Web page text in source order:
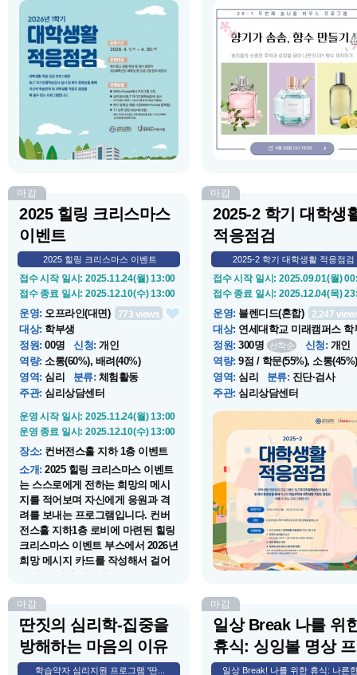
운영 시작 일시
: 2026.04.01(수) 00:00
운영 종료 일시
장소: 심리상담센터 OR 온라인 화상
상...
소개:SLT 자기조절학습검사를 통해
자신의 학습전략 및 대학생활 적응
도 점검을 해 볼 수 있는 프로그램입
운영 종료 일시: 2026.04.29(수)
장소:컨버전스홀 318
소개:즐겁고 소중했던 기억들!
떠올리고 싶지 않나요? 향기가
향수 만들기에서 추억을 향기로
아내고, 특별한 나만의 향수를
어봐요!
마감
2025 힐링 크리스마스
이벤트
2025 힐링 크리스마스 이벤트
접수 시작 일시 : 2025.11.24(월) 13:00
접수 종료 일시 : 2025.12.10(수) 13:00
운영: 오프라인(대면) 773 views
대상: 학부생
정원: 00명 신청: 개인
역량: 소통(60%), 배려(40%)
영역 : 심리 분류: 체험활동
주관: 심리상담센터
운영 시작 일시 : 2025.11.24(월) 13:00
운영 종료 일시 : 2025.12.10(수) 13:00
장소: 컨버전스홀 지하 1층 이벤트
부스
소개: 2025 힐링 크리스마스 이벤트
는 스스로에게 전하는 희망의 메시
지를 적어보며 자신에게 응원과 격
려를 보내는 프로그램입니다. 컨버
전스홀 지하1층 로비에 마련된 힐링
크리스마스 이벤트 부스에서 2026년
희망 메시지 카드를 작성해서 걸어
마감
2025-2 학기 대학생
적응점검
2025-2 학기 대학생활 적응점검
접수 시작 일시 : 2025.09.01(월)
접수 종료 일시 : 2025.12.04(목)
운영: 블렌디드(혼합) 2,247
대상: 연세대학교 미래캠퍼스 학
정원: 300명 선착순 신청: 개인
역량: 9점 / 학문(55%), 소통(45%)
영역 : 심리 분류: 진단·검사
주관: 심리상담센터
운영 시작 일시
: 2025.09.01(월)
운영 종료 일시: 2025.12.05(금)
상담코칭센터 OR 온라인
상...
소개
SLT 자기조절학습검사를
자신의 학습전략 및 대학생활 적
도 점검을 해 볼 수 있는 프로그
니다.
마감
딴짓의 심리학-집중을
방해하는 마음의 이유
학습약자 심리지원 프로그램 '딴...
마감
일상 Break 나를 위
휴식: 싱잉볼 명상 프
로...
일상 Break! 나를 위한 휴식: 나른